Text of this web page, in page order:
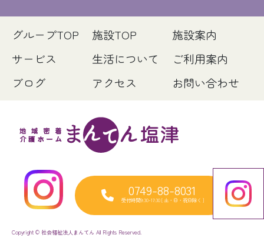
グループTOP 施設TOP
施設案内
サービス
生活について
ご利用案内
ブログ
アクセス お問い合わせ
0749-88-8031
受付時間9:30-17:30 [ 土・日・祝日除く ]
Copyright © 社会福祉法人まんてん All Rights Reserved.